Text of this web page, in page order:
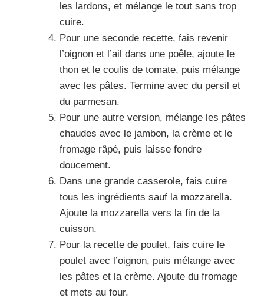
les lardons, et mélange le tout sans trop
cuire.
Pour une seconde recette, fais revenir
l’oignon et l’ail dans une poêle, ajoute le
thon et le coulis de tomate, puis mélange
avec les pâtes. Termine avec du persil et
du parmesan.
Pour une autre version, mélange les pâtes
chaudes avec le jambon, la crème et le
fromage râpé, puis laisse fondre
doucement.
Dans une grande casserole, fais cuire
tous les ingrédients sauf la mozzarella.
Ajoute la mozzarella vers la fin de la
cuisson.
Pour la recette de poulet, fais cuire le
poulet avec l’oignon, puis mélange avec
les pâtes et la crème. Ajoute du fromage
et mets au four.